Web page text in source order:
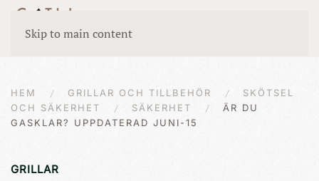
Skip to main content
HEM GRILLAR OCH TILLBEHÖR
SKÖTSEL
OCH SÄKERHET
SÄKERHET
ÄR DU
GASKLAR? UPPDATERAD JUNI-15
GRILLAR